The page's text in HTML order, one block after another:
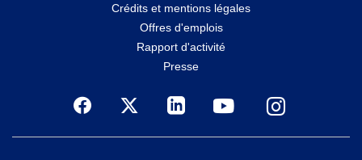
Crédits et mentions légales
Offres d'emplois
Rapport d'activité
Presse
Social